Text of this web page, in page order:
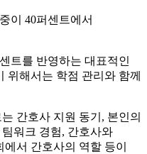
이 40퍼센트에서
트를 반영하는 대표적인
위해서는 학점 관리와 함께
간호사 지원 동기, 본인의
워크 경험, 간호사와
서 간호사의 역할 등이